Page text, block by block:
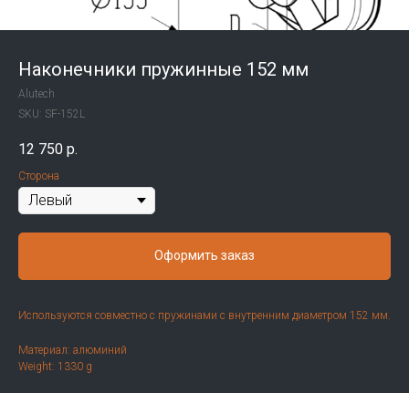
Наконечники пружинные 152 мм
Alutech
SKU: SF-152L
12 750 р.
Сторона
Оформить заказ
Используются совместно с пружинами с внутренним диаметром 152 мм.
Материал: алюминий
Weight: 1330 g